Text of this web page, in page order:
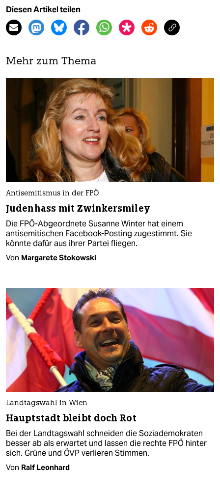
Diesen Artikel teilen
Mehr zum Thema
Antisemitismus in der FPÖ
Judenhass mit Zwinkersmiley
Die FPÖ-Abgeordnete Susanne Winter hat einem
antisemitischen Facebook-Posting zugestimmt. Sie
könnte dafür aus ihrer Partei fliegen.
Von Margarete Stokowski
Landtagswahl in Wien
Hauptstadt bleibt doch Rot
Bei der Landtagswahl schneiden die Soziademokraten
besser ab als erwartet und lassen die rechte FPÖ hinter
sich. Grüne und ÖVP verlieren Stimmen.
Von Ralf Leonhard